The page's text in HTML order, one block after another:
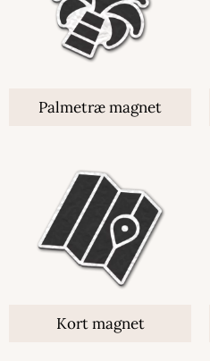
Palmetræ magnet
Kort magnet